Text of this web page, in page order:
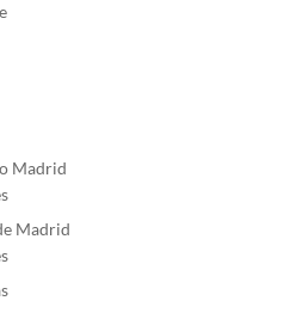
Madrid
Madrid